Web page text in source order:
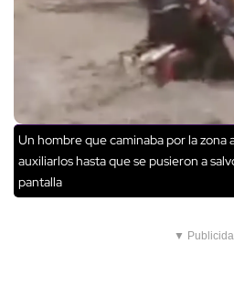
Un hombre que caminaba por la
auxiliarlos hasta que se pusieron a
pantalla
▼